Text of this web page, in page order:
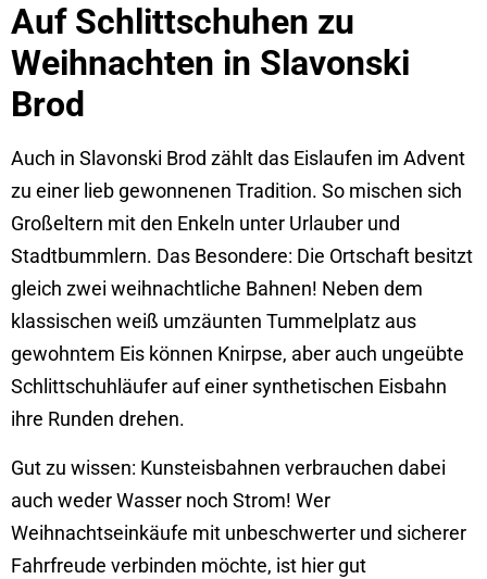
Auf Schlittschuhen zu
Weihnachten in Slavonski
Brod
Auch in Slavonski Brod zählt das Eislaufen im Advent
zu einer lieb gewonnenen Tradition. So mischen sich
Großeltern mit den Enkeln unter Urlauber und
Stadtbummlern. Das Besondere: Die Ortschaft besitzt
gleich zwei weihnachtliche Bahnen! Neben dem
klassischen weiß umzäunten Tummelplatz aus
gewohntem Eis können Knirpse, aber auch ungeübte
Schlittschuhläufer auf einer synthetischen Eisbahn
ihre Runden drehen.
Gut zu wissen: Kunsteisbahnen verbrauchen dabei
auch weder Wasser noch Strom! Wer
Weihnachtseinkäufe mit unbeschwerter und sicherer
Fahrfreude verbinden möchte, ist hier gut